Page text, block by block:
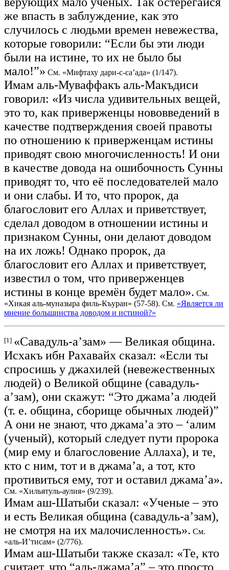
же впасть в заблуждение, как это
случилось с людьми времен невежества,
которые говорили: “Если бы эти люди
были на истине, то их не было бы
мало!”» См. «Мифтаху дари-с-са’ада» (1/147).
Имам аль-Муваффакъ аль-Макъдиси
говорил: «Из числа удивительных вещей,
это то, как приверженцы нововведений в
качестве подтверждения своей правоты
по отношению к приверженцам истины
приводят свою многочисленность! И они
в качестве довода на ошибочность Сунны
приводят то, что её последователей мало
и они слабы. И то, что пророк, да
благословит его Аллах и приветствует,
сделал доводом в отношении истины и
признаком Сунны, они делают доводом
на их ложь! Однако пророк, да
благословит его Аллах и приветствует,
известил о том, что приверженцев
истины в конце времён будет мало». См.
«Хикая аль-муназыра филь-Къуран» (57-58). См. «Является ли
мнение большинства доводом и истиной?»
[1] «Савадуль-а’зам» — Великая община.
Исхакъ ибн Рахавайх сказал: «Если ты
спросишь у джахилей (невежественных
людей) о Великой общине (савадуль-
а’зам), они скажут: “Это джама’а людей
(т. е. община, сборище обычных людей)”
А они не знают, что джама’а это – ‘алим
(ученый), который следует пути пророка
(мир ему и благословение Аллаха), и те,
кто с ним, тот и в джама’а, а тот, кто
противиться ему, тот и оставил джама’а».
См. «Хильятуль-аулия» (9/239).
Имам аш-Шатыби сказал: «Ученые – это
и есть Великая община (савадуль-а’зам),
не смотря на их малочисленность». См.
«аль-И’тисам» (2/776).
Имам аш-Шатыби также сказал: «Те, кто
считает, что “аль-джама’а” – это просто